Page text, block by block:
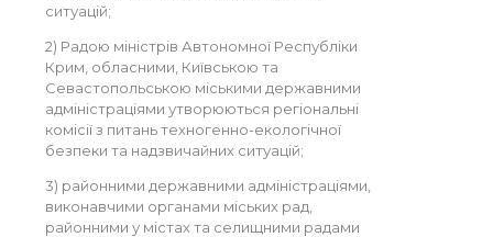
ситуацій;
2) Радою міністрів Автономної Республіки
Крим, обласними, Київською та
Севастопольською міськими державними
адміністраціями утворюються регіональні
комісії з питань техногенно-екологічної
безпеки та надзвичайних ситуацій;
3) районними державними адміністраціями,
виконавчими органами міських рад,
районними у містах та селищними радами